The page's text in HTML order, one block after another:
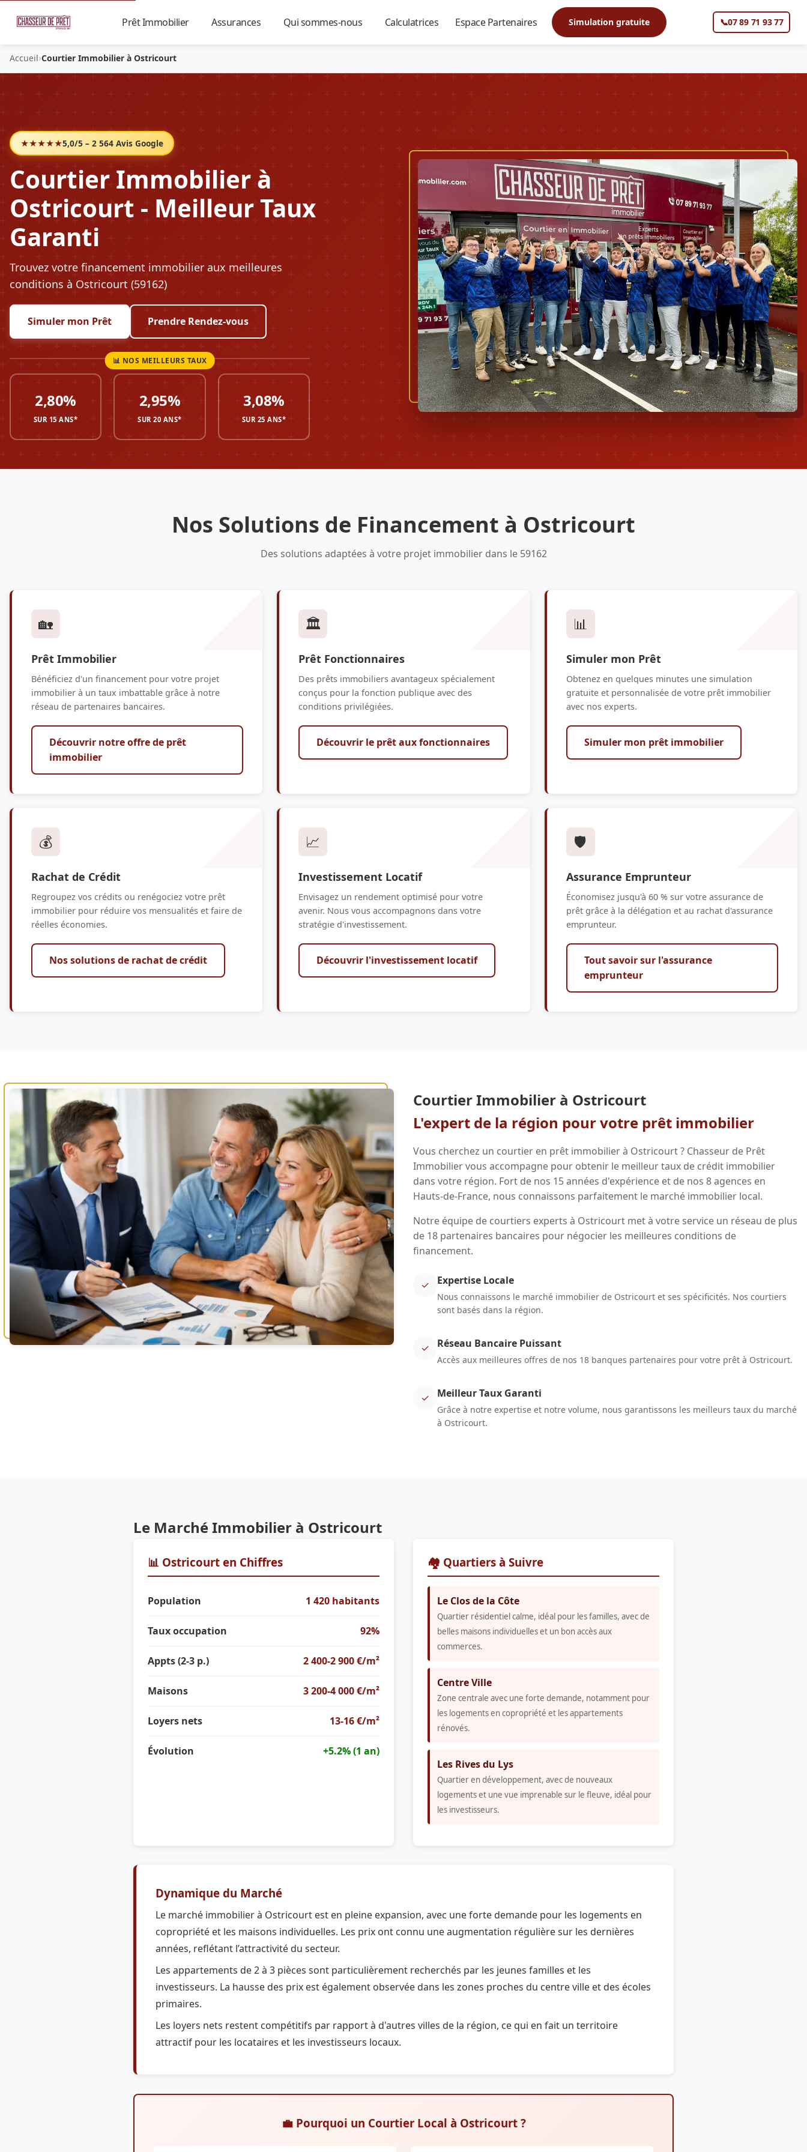
Prêt Immobilier Assurances Qui sommes-nous Calculatrices Espace Partenaires Simulation gratuite 📞07 89 71 93 77
Accueil›Courtier Immobilier à Ostricourt
★★★★★5,0/5 – 2 564 Avis Google
Courtier Immobilier à
Ostricourt - Meilleur Taux
Garanti
Trouvez votre financement immobilier aux meilleures
conditions à Ostricourt (59162)
Simuler mon Prêt Prendre Rendez-vous
2,80%
SUR 15 ANS*
2,95%
SUR 20 ANS*
3,08%
SUR 25 ANS*
Nos Solutions de Financement à Ostricourt
Des solutions adaptées à votre projet immobilier dans le 59162
🏡
Prêt Immobilier
Bénéficiez d'un financement pour votre projet
immobilier à un taux imbattable grâce à notre
réseau de partenaires bancaires.
Découvrir notre offre de prêt
immobilier
🏛️
Prêt Fonctionnaires
Des prêts immobiliers avantageux spécialement
conçus pour la fonction publique avec des
conditions privilégiées.
Découvrir le prêt aux fonctionnaires
📊
Simuler mon Prêt
Obtenez en quelques minutes une simulation
gratuite et personnalisée de votre prêt immobilier
avec nos experts.
Simuler mon prêt immobilier
💰
Rachat de Crédit
Regroupez vos crédits ou renégociez votre prêt
immobilier pour réduire vos mensualités et faire de
réelles économies.
Nos solutions de rachat de crédit
📈
Investissement Locatif
Envisagez un rendement optimisé pour votre
avenir. Nous vous accompagnons dans votre
stratégie d'investissement.
Découvrir l'investissement locatif
🛡️
Assurance Emprunteur
Économisez jusqu'à 60 % sur votre assurance de
prêt grâce à la délégation et au rachat d'assurance
emprunteur.
Tout savoir sur l'assurance
emprunteur
Courtier Immobilier à Ostricourt
L'expert de la région pour votre prêt immobilier
Vous cherchez un courtier en prêt immobilier à Ostricourt ? Chasseur de Prêt
Immobilier vous accompagne pour obtenir le meilleur taux de crédit immobilier
dans votre région. Fort de nos 15 années d'expérience et de nos 8 agences en
Hauts-de-France, nous connaissons parfaitement le marché immobilier local.
Notre équipe de courtiers experts à Ostricourt met à votre service un réseau de plus
de 18 partenaires bancaires pour négocier les meilleures conditions de
financement.
✓ Expertise Locale
Nous connaissons le marché immobilier de Ostricourt et ses spécificités. Nos courtiers
sont basés dans la région.
✓ Réseau Bancaire Puissant
Accès aux meilleures offres de nos 18 banques partenaires pour votre prêt à Ostricourt.
✓ Meilleur Taux Garanti
Grâce à notre expertise et notre volume, nous garantissons les meilleurs taux du marché
à Ostricourt.
Le Marché Immobilier à Ostricourt
📊 Ostricourt en Chiffres
Population 1 420 habitants
Taux occupation 92%
Appts (2-3 p.) 2 400-2 900 €/m²
Maisons 3 200-4 000 €/m²
Loyers nets 13-16 €/m²
Évolution +5.2% (1 an)
🏘️ Quartiers à Suivre
Le Clos de la Côte
Quartier résidentiel calme, idéal pour les familles, avec de
belles maisons individuelles et un bon accès aux
commerces.
Centre Ville
Zone centrale avec une forte demande, notamment pour
les logements en copropriété et les appartements
rénovés.
Les Rives du Lys
Quartier en développement, avec de nouveaux
logements et une vue imprenable sur le fleuve, idéal pour
les investisseurs.
Dynamique du Marché
Le marché immobilier à Ostricourt est en pleine expansion, avec une forte demande pour les logements en
copropriété et les maisons individuelles. Les prix ont connu une augmentation régulière sur les dernières
années, reflétant l’attractivité du secteur.
Les appartements de 2 à 3 pièces sont particulièrement recherchés par les jeunes familles et les
investisseurs. La hausse des prix est également observée dans les zones proches du centre ville et des écoles
primaires.
Les loyers nets restent compétitifs par rapport à d'autres villes de la région, ce qui en fait un territoire
attractif pour les locataires et les investisseurs locaux.
💼 Pourquoi un Courtier Local à Ostricourt ?